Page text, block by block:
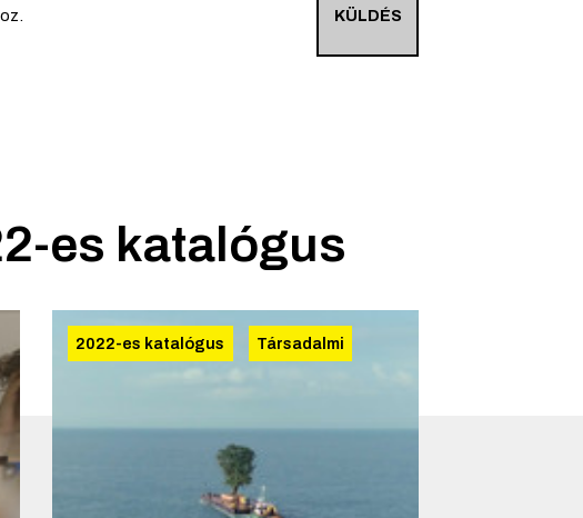
KÜLDÉS
es katalógus
2022-es katalógus Társadalmi